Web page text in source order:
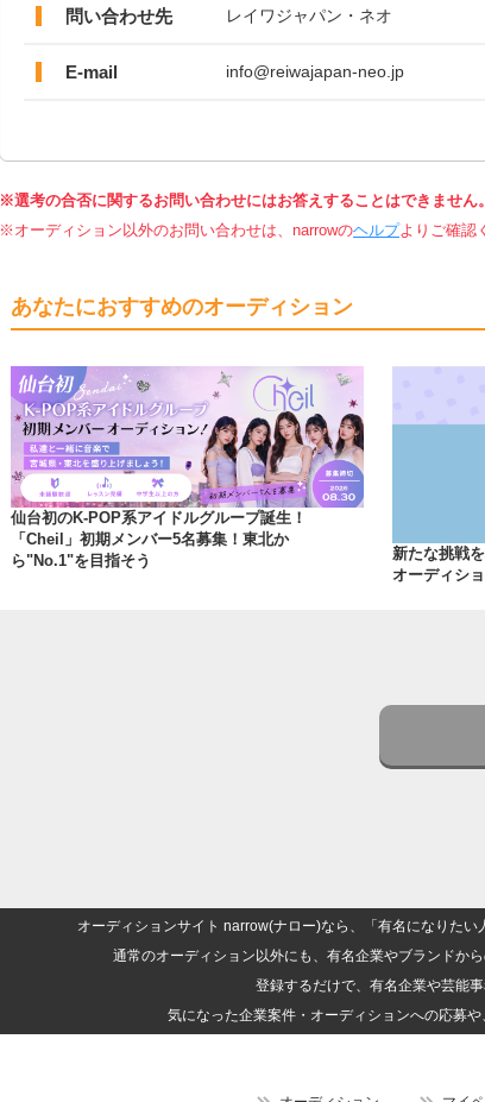
問い合わせ先 レイワジャパン・ネオ
E-mail info@reiwajapan-neo.jp
※選考の合否に関するお問い合わせにはお答えすることはできません。
※オーディション以外のお問い合わせは、narrowのヘルプよりご確認
あなたにおすすめのオーディション
仙台初のK-POP系アイドルグループ誕生！
「Cheil」初期メンバー5名募集！東北か
ら"No.1"を目指そう
新たな挑戦
オーディシ
オーディションサイト narrow(ナロー)なら、「有名になりた
通常のオーディション以外にも、有名企業やブランドか
登録するだけで、有名企業や芸能
気になった企業案件・オーディションへの応募